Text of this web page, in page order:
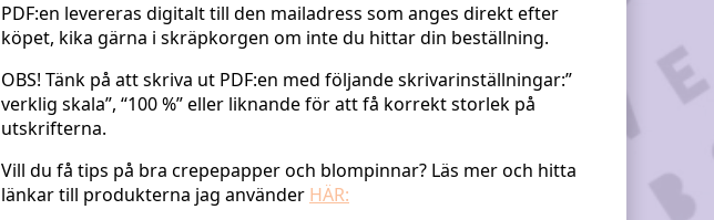
PDF:en levereras digitalt till den mailadress som anges direkt efter
köpet, kika gärna i skräpkorgen om inte du hittar din beställning.
OBS! Tänk på att skriva ut PDF:en med följande skrivarinställningar:”
verklig skala”, “100 %” eller liknande för att få korrekt storlek på
utskrifterna.
Vill du få tips på bra crepepapper och blompinnar? Läs mer och hitta
länkar till produkterna jag använder HÄR: